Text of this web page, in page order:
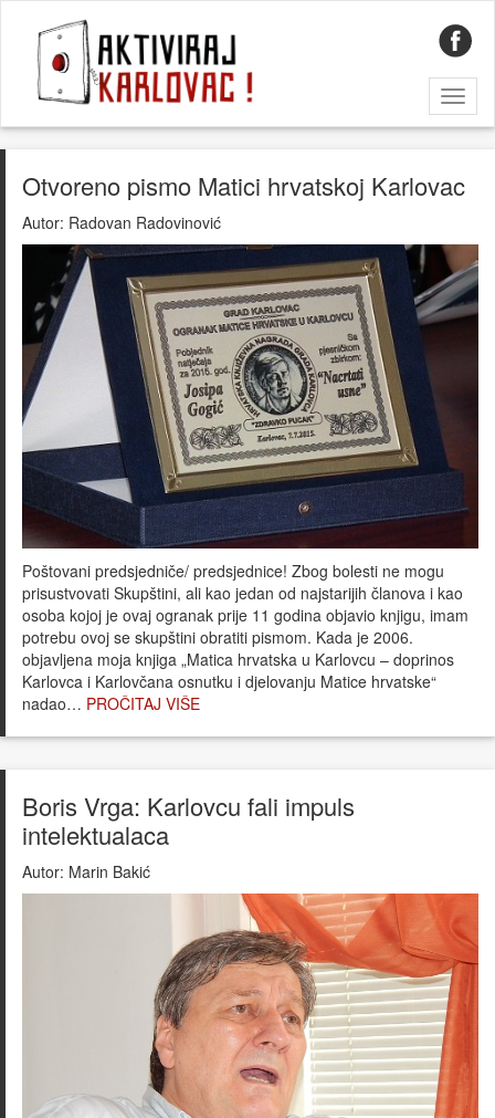
Otvoreno pismo Matici hrvatskoj Karlovac
Autor: Radovan Radovinović
Poštovani predsjedniče/ predsjednice! Zbog bolesti ne mogu
prisustvovati Skupštini, ali kao jedan od najstarijih članova i kao
osoba kojoj je ovaj ogranak prije 11 godina objavio knjigu, imam
potrebu ovoj se skupštini obratiti pismom. Kada je 2006.
objavljena moja knjiga „Matica hrvatska u Karlovcu – doprinos
Karlovca i Karlovčana osnutku i djelovanju Matice hrvatske“
nadao… PROČITAJ VIŠE
Boris Vrga: Karlovcu fali impuls
intelektualaca
Autor: Marin Bakić